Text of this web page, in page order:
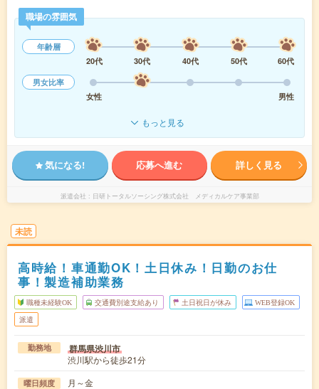
職場の雰囲気
年齢層
20代
30代 40代 50代
60代
男女比率
女性
男性
もっと見る
気になる! 応募へ進む 詳しく見る
派遣会社 日研トータルソーシング株式会社 メディカルケア事業部
未読
高時給！車通勤OK！土日休み！日勤のお仕
事！製造補助業務
職種未経験OK 交通費別途支給あり 土日祝日が休み WEB登録OK
派遣
勤務地 群馬県渋川市
渋川駅から徒歩21分
曜日頻度 月～金